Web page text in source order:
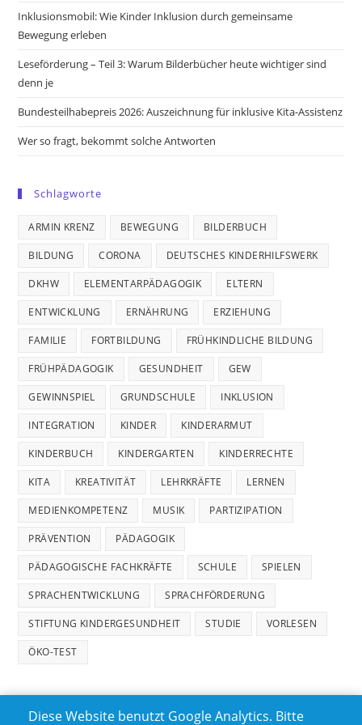
Inklusionsmobil: Wie Kinder Inklusion durch gemeinsame
Bewegung erleben
Leseförderung – Teil 3: Warum Bilderbücher heute wichtiger sind
denn je
Bundesteilhabepreis 2026: Auszeichnung für inklusive Kita-Assistenz
Wer so fragt, bekommt solche Antworten
Schlagworte
ARMIN KRENZ BEWEGUNG BILDERBUCH
BILDUNG CORONA DEUTSCHES KINDERHILFSWERK
DKHW ELEMENTARPÄDAGOGIK ELTERN
ENTWICKLUNG ERNÄHRUNG ERZIEHUNG
FAMILIE FORTBILDUNG FRÜHKINDLICHE BILDUNG
FRÜHPÄDAGOGIK GESUNDHEIT GEW
GEWINNSPIEL GRUNDSCHULE INKLUSION
INTEGRATION KINDER KINDERARMUT
KINDERBUCH KINDERGARTEN KINDERRECHTE
KITA KREATIVITÄT LEHRKRÄFTE LERNEN
MEDIENKOMPETENZ MUSIK PARTIZIPATION
PRÄVENTION PÄDAGOGIK
PÄDAGOGISCHE FACHKRÄFTE SCHULE SPIELEN
SPRACHENTWICKLUNG SPRACHFÖRDERUNG
STIFTUNG KINDERGESUNDHEIT STUDIE VORLESEN
ÖKO-TEST
Diese Website benutzt Google Analytics. Bitte